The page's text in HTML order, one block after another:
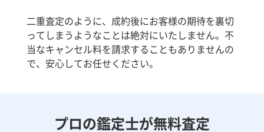
二重査定のように、成約後にお客様の期待を裏切
ってしまうようなことは絶対にいたしません。不
当なキャンセル料を請求することもありませんの
で、安心してお任せください。
プロの鑑定士が無料査定